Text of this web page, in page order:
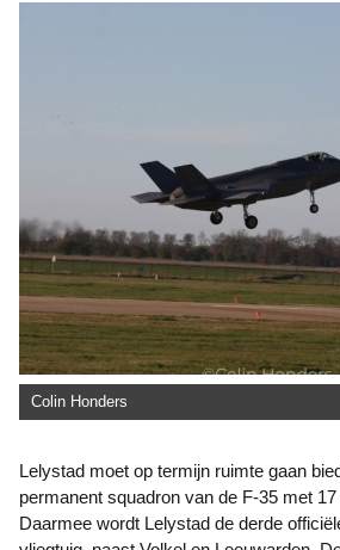
Colin Honders
Lelystad moet op termijn ruimte gaan bieden aan een
permanent squadron van de F-35 met
Daarmee wordt Lelystad de derde